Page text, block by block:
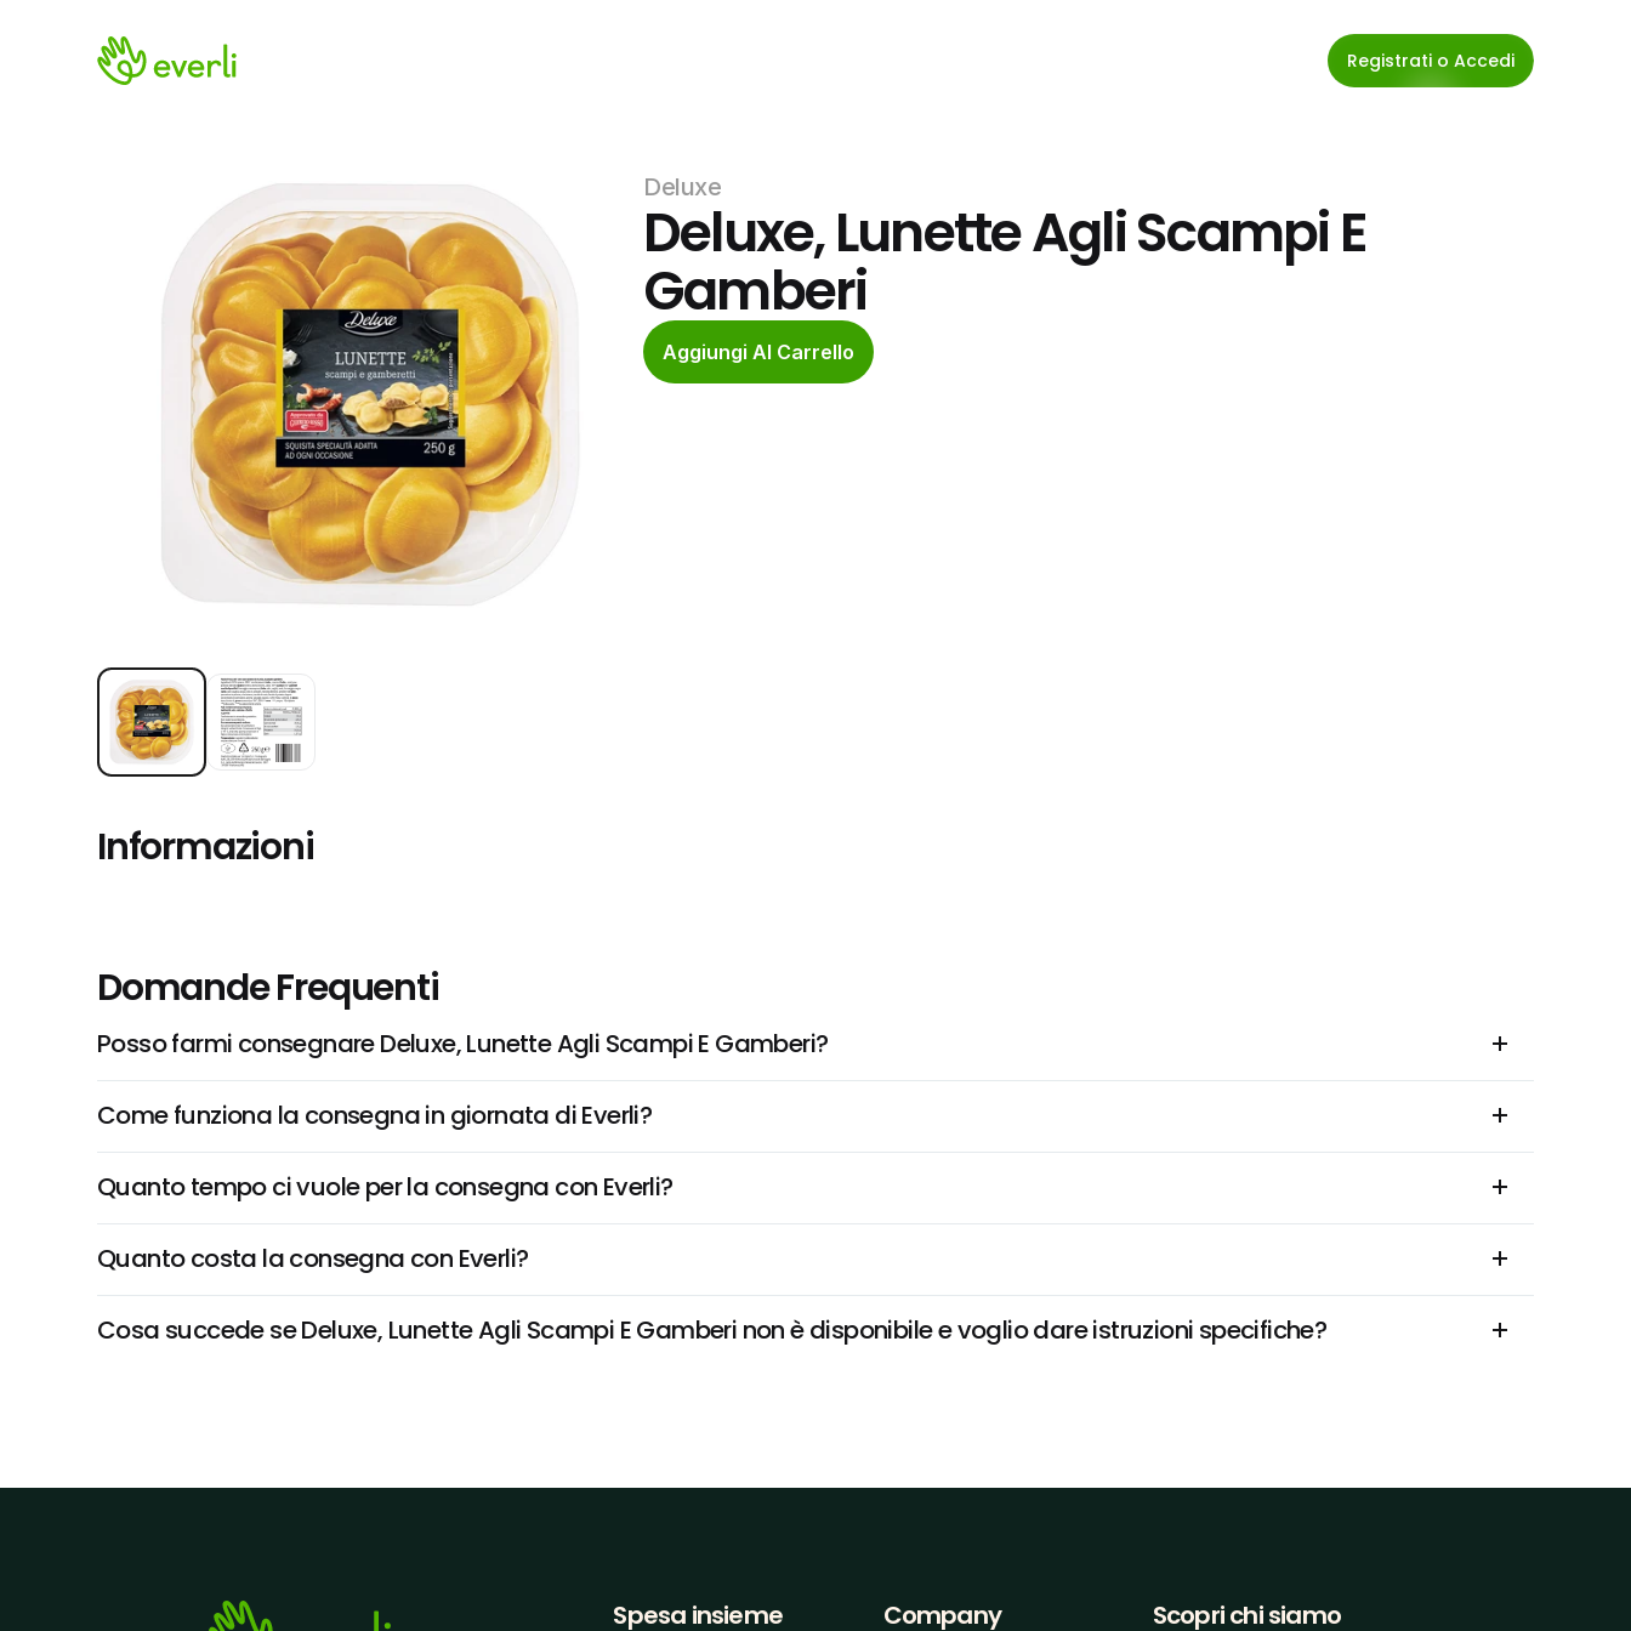
Registrati o Accedi
Deluxe
Deluxe, Lunette Agli Scampi E
Gamberi
Aggiungi Al Carrello
Informazioni
Domande Frequenti
Posso farmi consegnare Deluxe, Lunette Agli Scampi E Gamberi?
Come funziona la consegna in giornata di Everli?
Quanto tempo ci vuole per la consegna con Everli?
Quanto costa la consegna con Everli?
Cosa succede se Deluxe, Lunette Agli Scampi E Gamberi non è disponibile e voglio dare istruzioni specifiche?
Spesa insieme Company Scopri chi siamo